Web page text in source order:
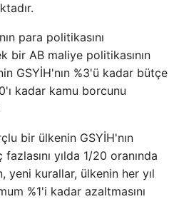
para politikasını
bir AB maliye politikasının
GSYİH'nın %3'ü kadar bütçe
kadar kamu borcunu
bir ülkenin GSYİH'nın
yılda 1/20 oranında
yeni kurallar, ülkenin her yıl
%1'i kadar azaltmasını